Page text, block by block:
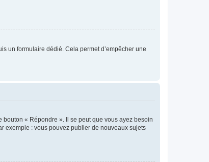
un formulaire dédié. Cela permet d’empêcher une
« Répondre ». Il se peut que vous ayez besoin
exemple : vous pouvez publier de nouveaux sujets